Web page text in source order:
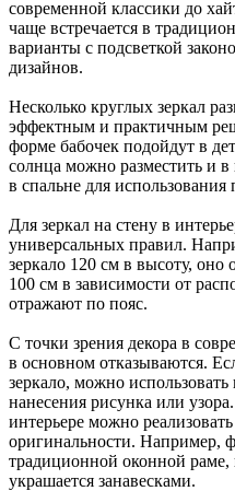
современной классики до
чаще встречается в
варианты с подсветкой
дизайнов.
Несколько круглых зеркал
эффектным и практичным
форме бабочек подойдут в
солнца можно разместить и в
в спальне для
Для зеркал на стену в
универсальных правил.
зеркало 120 см в высоту, оно
100 см в зависимости от
отражают по пояс.
С точки зрения декора в
в основном отказываются.
зеркало, можно
нанесения рисунка или
интерьере можно
оригинальности. Например,
традиционной оконной раме,
украшается занавесками.